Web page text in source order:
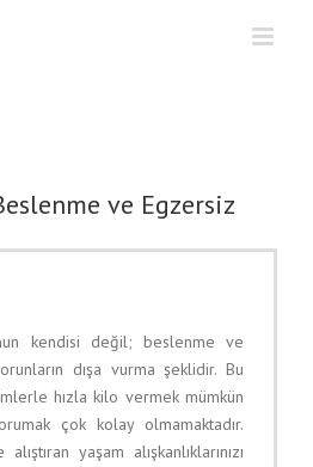
ve Egzersiz
kendisi değil; beslenme ve
dışa vurma şeklidir. Bu
hızla kilo vermek mümkün
çok kolay olmamaktadır.
yaşam alışkanlıklarınızı